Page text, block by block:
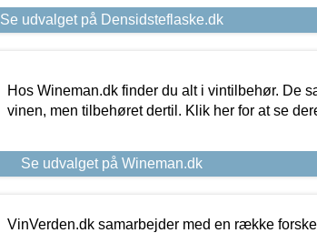
Se udvalget på Densidsteflaske.dk
Hos Wineman.dk finder du alt i vintilbehør. De
vinen, men tilbehøret dertil. Klik her for at se
Se udvalget på Wineman.dk
VinVerden.dk samarbejder med en række